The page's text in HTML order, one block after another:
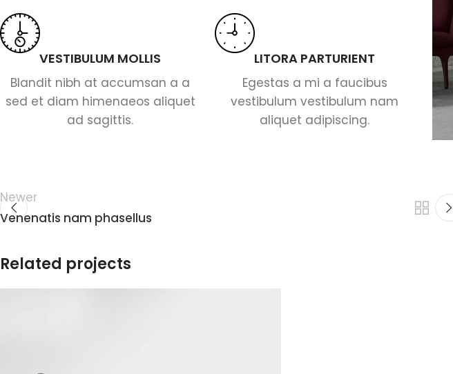
VESTIBULUM MOLLIS
Blandit nibh at accumsan a a
sed et diam himenaeos aliquet
ad sagittis.
LITORA PARTURIENT
Egestas a mi a faucibus
vestibulum vestibulum nam
aliquet adipiscing.
Newer
Venenatis nam phasellus
Related projects